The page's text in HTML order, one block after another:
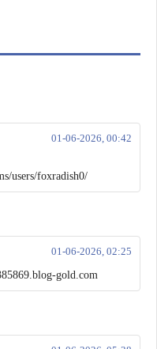
01-06-2026, 00:42
users/foxradish0/
01-06-2026, 02:25
gold.com